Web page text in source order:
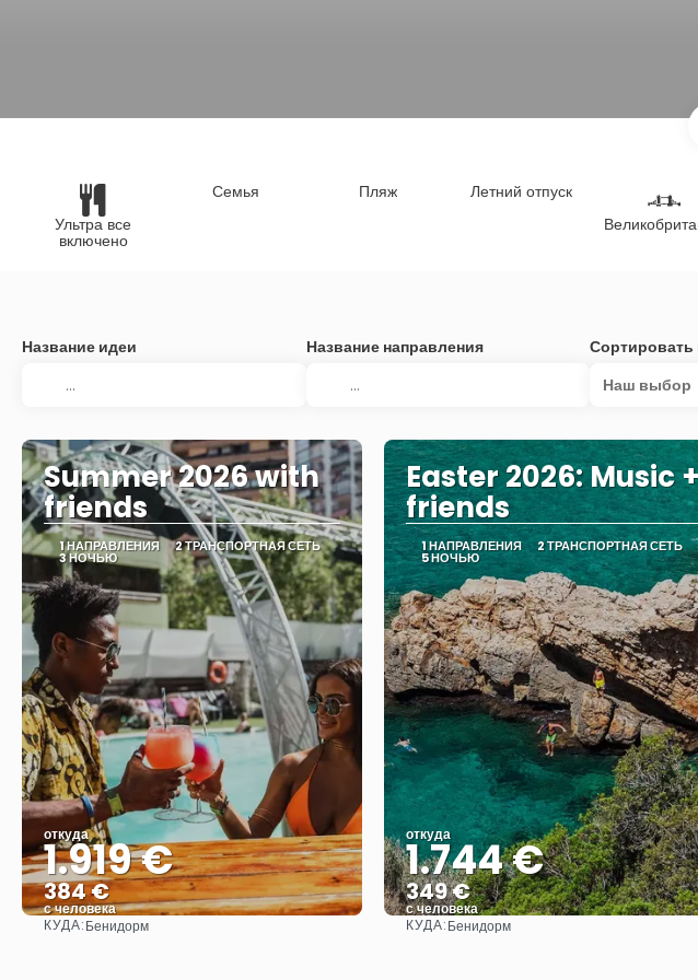
Ультра все
включено
Семья Пляж
Летний отпуск
Название идеи Название направления
Сортировать
Наш выбор
Summer 2026 with
friends
1 НАПРАВЛЕНИЯ 2 ТРАНСПОРТНАЯ СЕТЬ
3 НОЧЬЮ
откуда
1.919 €
384 €
с человека
КУДА:Бенидорм
Easter 2026: Music
friends
1 НАПРАВЛЕНИЯ 2 ТРАНСПОРТНАЯ СЕТЬ
5 НОЧЬЮ
откуда
1.744 €
349 €
с человека
КУДА:Бенидорм